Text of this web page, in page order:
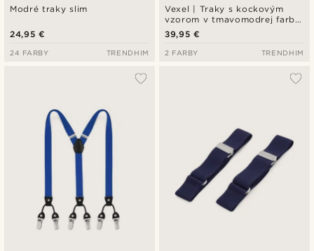
Modré traky slim
24,95 €
24 FARBY TRENDHIM
Vexel | Traky s kockovým
vzorom v tmavomodrej farbe
v dizajne X
39,95 €
2 FARBY TRENDHIM